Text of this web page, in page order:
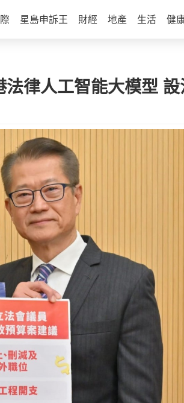
星島申訴王 財經 地產 生活 健
律人工智能大模型